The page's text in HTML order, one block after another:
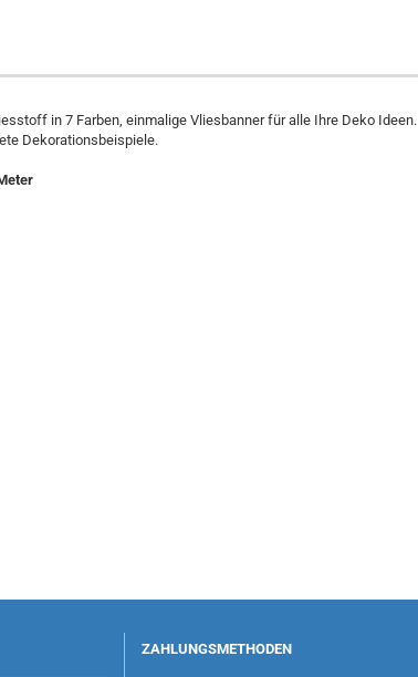
in 7 Farben, einmalige Vliesbanner für alle Ihre Deko Ideen.
Dekorationsbeispiele.
ZAHLUNGSMETHODEN